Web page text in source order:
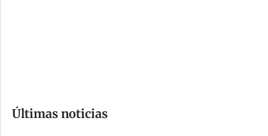
m
Últimas noticias